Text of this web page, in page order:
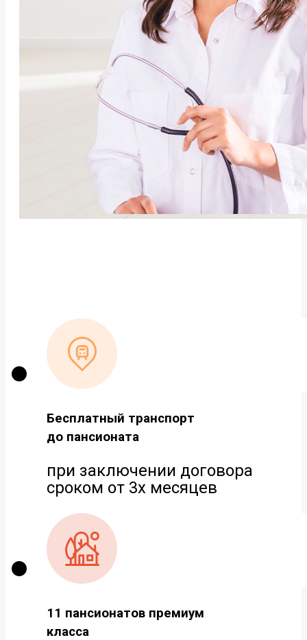
Бесплатный транспорт
до пансионата
при заключении договора
сроком от 3х месяцев
11 пансионатов премиум
класса